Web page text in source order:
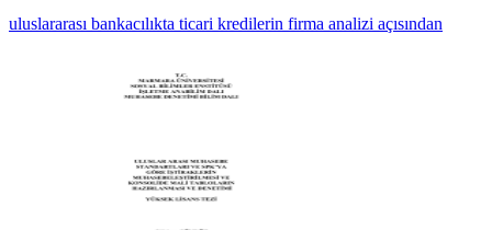
uluslararası bankacılıkta ticari kredilerin firma analizi açısından